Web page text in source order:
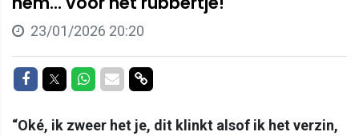
23/01/2026 20:20
Delen op Facebook
Delen op Twitter
Delen op Whatsapp
Delen via Mail
Delen via link
“Oké, ik zweer het je, dit klinkt alsof ik het verzin,